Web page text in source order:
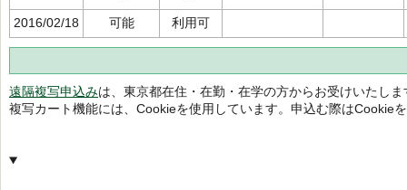
2016/02/18 可能 利用可
遠隔複写申込みは、東京都在住・在勤・在学の方からお受けいたしま
複写カート機能には、Cookieを使用しています。申込む際はCookie